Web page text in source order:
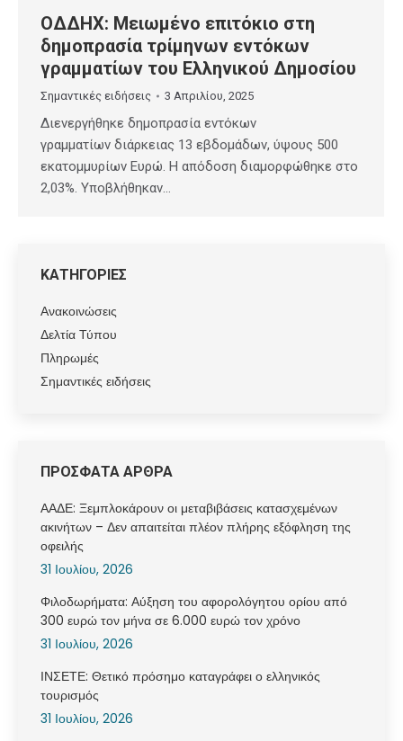
ΟΔΔΗΧ: Μειωμένο επιτόκιο στη
δημοπρασία τρίμηνων εντόκων
γραμματίων του Ελληνικού Δημοσίου
Σημαντικές ειδήσεις 3 Απριλίου, 2025
Διενεργήθηκε δημοπρασία εντόκων
γραμματίων διάρκειας 13 εβδομάδων, ύψους 500
εκατομμυρίων Ευρώ. Η απόδοση διαμο­ρφώ­θηκε στο
2,03%. Υποβλήθηκαν…
ΚΑΤΗΓΟΡΙΕΣ
Ανακοινώσεις
Δελτία Τύπου
Πληρωμές
Σημαντικές ειδήσεις
ΠΡΟΣΦΑΤΑ ΑΡΘΡΑ
ΑΑΔΕ: Ξεμπλοκάρουν οι μεταβιβάσεις κατασχεμένων
ακινήτων – Δεν απαιτείται πλέον πλήρης εξόφληση της
οφειλής
31 Ιουλίου, 2026
Φιλοδωρήματα: Αύξηση του αφορολόγητου ορίου από
300 ευρώ τον μήνα σε 6.000 ευρώ τον χρόνο
31 Ιουλίου, 2026
ΙΝΣΕΤΕ: Θετικό πρόσημο καταγράφει ο ελληνικός
τουρισμός
31 Ιουλίου, 2026